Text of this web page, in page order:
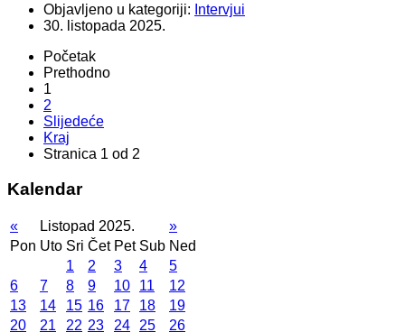
Objavljeno u kategoriji: Intervjui
30. listopada 2025.
Početak
Prethodno
1
2
Slijedeće
Kraj
Stranica 1 od 2
Kalendar
« Listopad 2025.
»
Pon Uto Sri Čet Pet Sub Ned
1
2 3 4
5
6
7 8 9 10 11
12
13
14 15 16 17 18
19
20
21 22 23 24 25
26